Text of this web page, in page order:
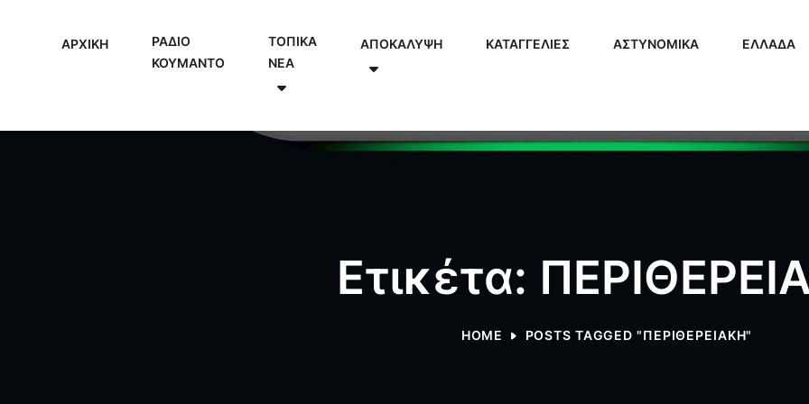
ΑΡΧΙΚΗ
ΡΑΔΙΟ
ΚΟΥΜΑΝΤΟ
ΤΟΠΙΚΑ
NEA
ΑΠΟΚΑΛΥΨΗ ΚΑΤΑΓΓΕΛΙΕΣ ΑΣΤΥΝΟΜΙΚΑ ΕΛΛΑΔΑ
Ετικέτα:
HOME POSTS TAGGED "ΠΕΡΙΘΕΡΕΙΑΚΗ"